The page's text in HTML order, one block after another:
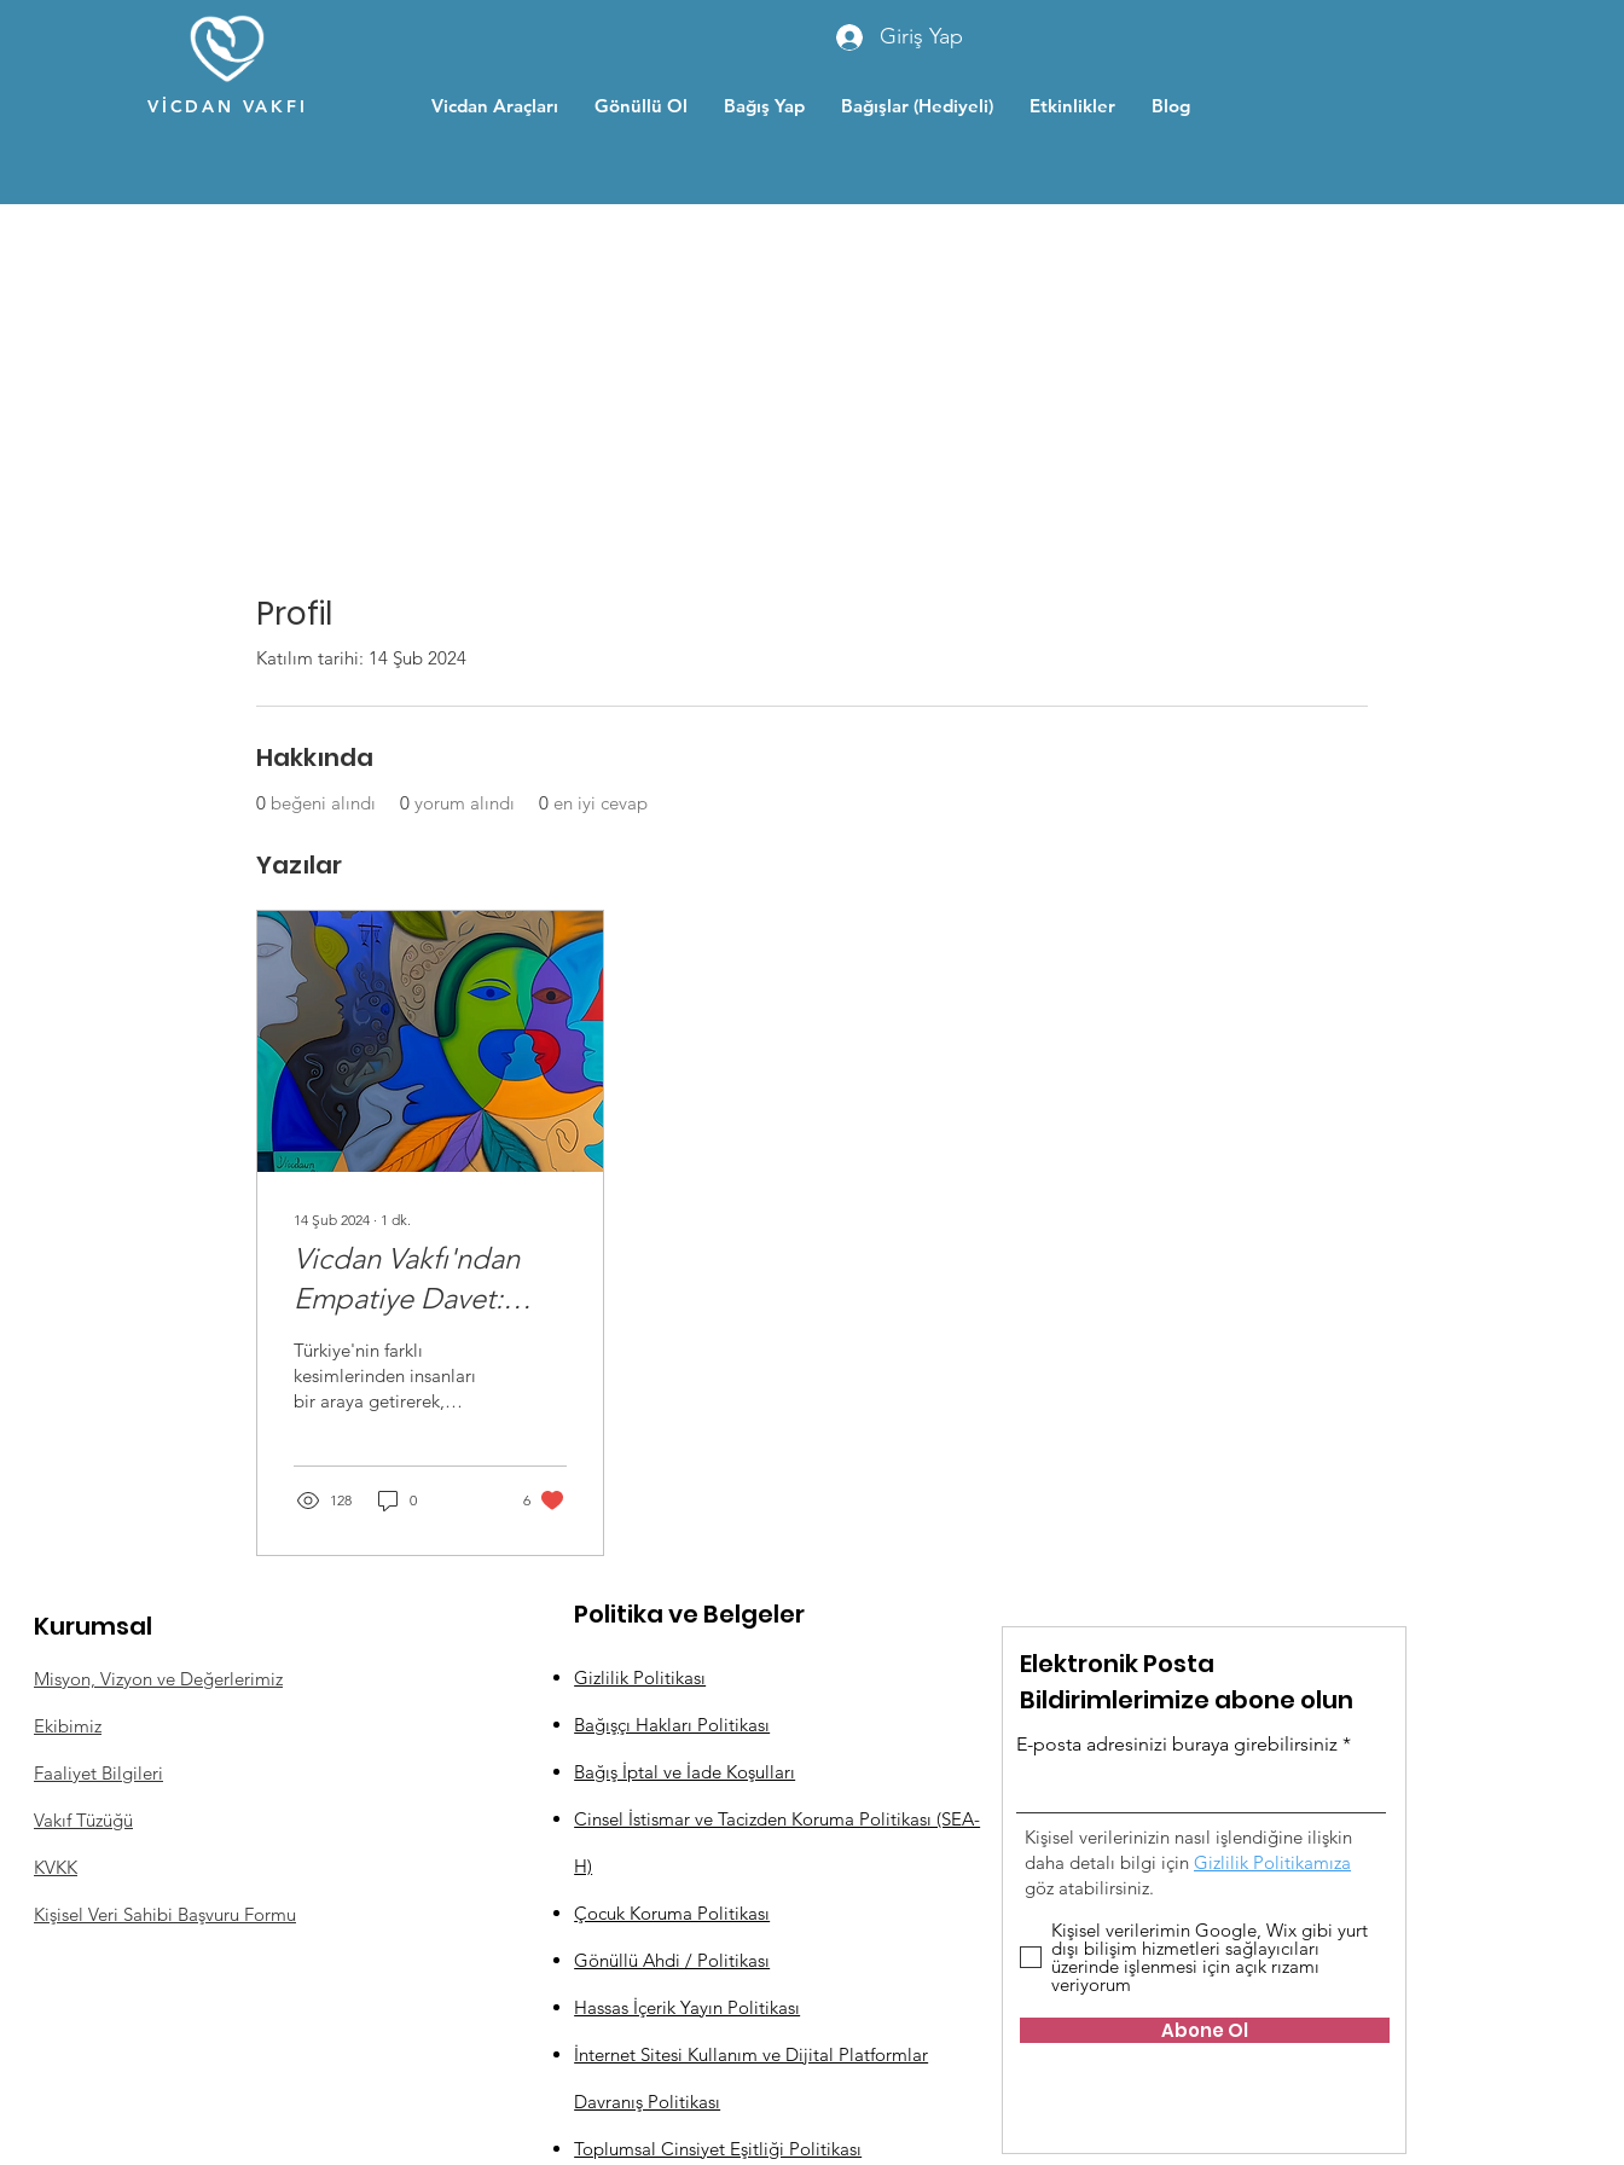
VİCDAN VAKFI
Giriş Yap
Vicdan Araçları Gönüllü Ol Bağış Yap Bağışlar (Hediyeli) Etkinlikler Blog
Profil
Katılım tarihi: 14 Şub 2024
Hakkında
0 beğeni alındı 0 yorum alındı 0 en iyi cevap
Yazılar
14 Şub 2024 ∙ 1 dk.
Vicdan Vakfı'ndan
Empatiye Davet:
Vicdan Buluşmaları
Türkiye'nin farklı
kesimlerinden insanları
bir araya getirerek,
amacıyla...
128 0 6
Kurumsal
Misyon, Vizyon ve Değerlerimiz
Ekibimiz
Faaliyet Bilgileri
Vakıf Tüzüğü
KVKK
Kişisel Veri Sahibi Başvuru Formu
Politika ve Belgeler
Gizlilik Politikası
Bağışçı Hakları Politikası
Bağış İptal ve İade Koşulları
Cinsel İstismar ve Tacizden Koruma Politikası (SEA-
H)
Çocuk Koruma Politikası
Gönüllü Ahdi / Politikası
Hassas İçerik Yayın Politikası
İnternet Sitesi Kullanım ve Dijital Platformlar
Davranış Politikası
Toplumsal Cinsiyet Eşitliği Politikası
Elektronik Posta
Bildirimlerimize abone olun
E-posta adresinizi buraya girebilirsiniz
Kişisel verilerinizin nasıl işlendiğine ilişkin
daha detalı bilgi için Gizlilik Politikamıza
göz atabilirsiniz.
Kişisel verilerimin Google, Wix gibi yurt
dışı bilişim hizmetleri sağlayıcıları
üzerinde işlenmesi için açık rızamı
veriyorum
Abone Ol